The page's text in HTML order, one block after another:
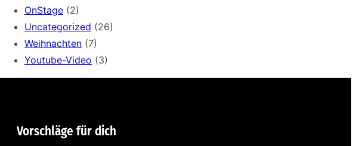
OnStage (2)
Uncategorized (26)
Weihnachten (7)
Youtube-Video (3)
Vorschläge für dich